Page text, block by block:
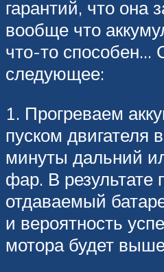
гарантий, что она
вообще что
что-то способен…
следующее:
1. Прогреваем
пуском двигателя
минуты дальний
фар. В результате
отдаваемый
и вероятность
мотора будет